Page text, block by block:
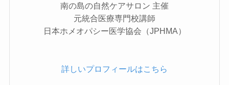
南の島の自然ケアサロン 主催
元統合医療専門校講師
日本ホメオパシー医学協会（JPHMA）
詳しいプロフィールはこちら